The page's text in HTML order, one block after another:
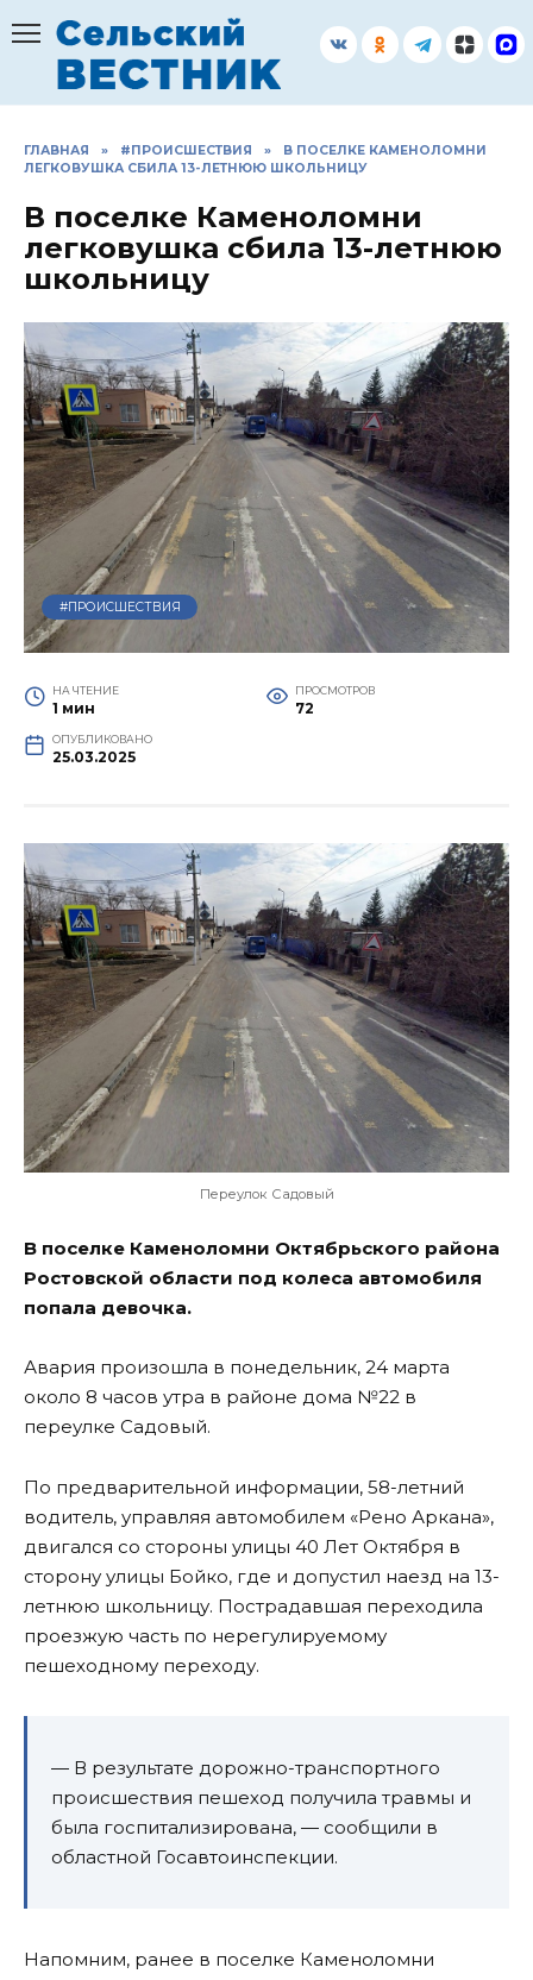
содержанию
ГЛАВНАЯ » #ПРОИСШЕСТВИЯ »
В ПОСЕЛКЕ КАМЕНОЛОМНИ
ЛЕГКОВУШКА СБИЛА 13-ЛЕТНЮЮ ШКОЛЬНИЦУ
В поселке Каменоломни
легковушка сбила 13-летнюю
школьницу
#ПРОИСШЕСТВИЯ
НА ЧТЕНИЕ
1 мин
ПРОСМОТРОВ
72
ОПУБЛИКОВАНО
25.03.2025
Переулок Садовый
В поселке Каменоломни Октябрьского района
Ростовской области под колеса автомобиля
попала девочка.
Авария произошла в понедельник, 24 марта
около 8 часов утра в районе дома №22 в
переулке Садовый.
По предварительной информации, 58-летний
водитель, управляя автомобилем «Рено Аркана»,
двигался со стороны улицы 40 Лет Октября в
сторону улицы Бойко, где и допустил наезд на 13-
летнюю школьницу. Пострадавшая переходила
проезжую часть по нерегулируемому
пешеходному переходу.
— В результате дорожно-транспортного
происшествия пешеход получила травмы и
была госпитализирована, — сообщили в
областной Госавтоинспекции.
Напомним, ранее в поселке Каменоломни